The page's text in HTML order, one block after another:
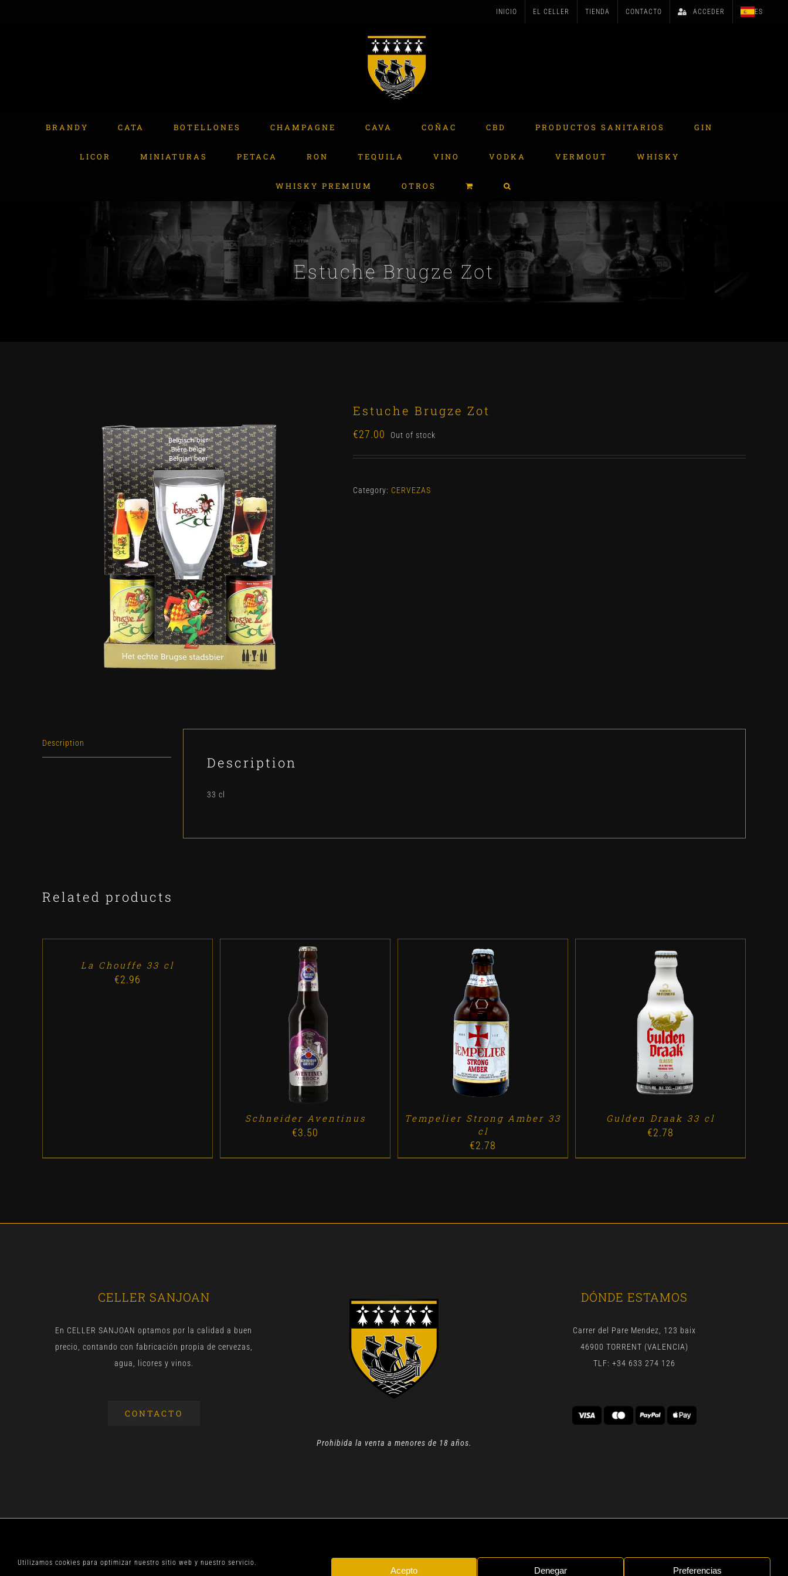
Utilizamos cookies para optimizar nuestro sitio web y nuestro servicio.
Acepto Denegar Preferencias
INICIO EL CELLER TIENDA CONTACTO ACCEDER ES
BRANDY CATA BOTELLONES CHAMPAGNE CAVA COÑAC CBD PRODUCTOS SANITARIOS GIN
LICOR MINIATURAS PETACA RON TEQUILA VINO VODKA VERMOUT WHISKY
WHISKY PREMIUM OTROS
Estuche Brugze Zot
Estuche Brugze Zot
€27.00 Out of stock
Category: CERVEZAS
Description
Description
33 cl
Related products
CART
La Chouffe 33 cl
€2.96
ADD TO CART
Schneider Aventinus
€3.50
ADD TO CART / DETALLES
Tempelier Strong Amber 33
cl
€2.78
ADD TO CART / DETALLES
Gulden Draak 33 cl
€2.78
CELLER SANJOAN
En CELLER SANJOAN optamos por la calidad a buen
precio, contando con fabricación propia de cervezas,
agua, licores y vinos.
CONTACTO
Prohibida la venta a menores de 18 años.
DÓNDE ESTAMOS
Carrer del Pare Mendez, 123 baix
46900 TORRENT (VALENCIA)
TLF: +34 633 274 126
AVISO LEGAL| TODOS LOS DERECHOS RESERVADOS | BYGEN DIGITAL